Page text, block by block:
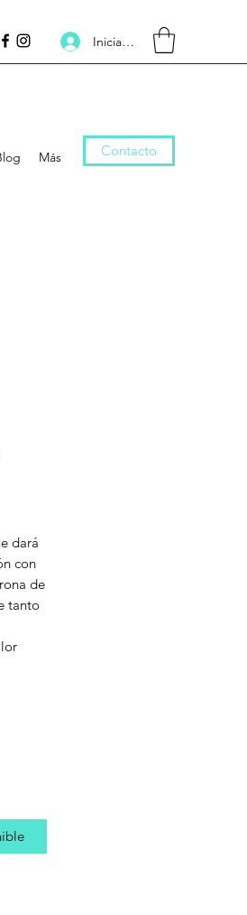
Inicia la sessió
Más Contacto
dará
con
de
tanto